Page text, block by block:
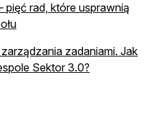
pięć rad, które usprawnią
zadaniami. Jak
Sektor 3.0?